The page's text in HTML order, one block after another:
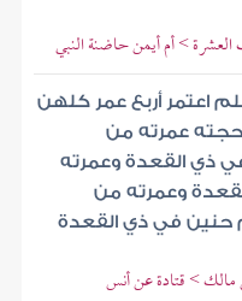
العشرة > أم أيمن حاضنة النبي
اعتمر أربع عمر كلهن
حجته عمرته من
في ذي القعدة وعمرته
وعمرته من
حنين في ذي القعدة
مالك > قتادة عن أنس